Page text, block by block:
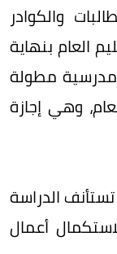
والكوادر
العام بنهاية
مدرسية مطولة
وهي إجازة
الدراسة
أعمال